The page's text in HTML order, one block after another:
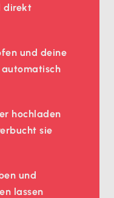
direkt
und deine
hochladen
sie
und
lassen